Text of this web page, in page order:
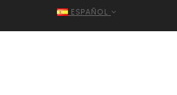
ESPAÑOL